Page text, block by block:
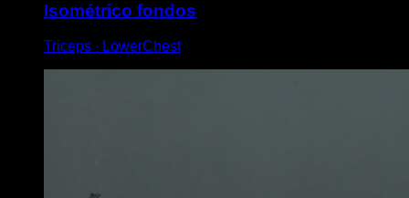
Isométrico fondos
Triceps ∙ LowerChest